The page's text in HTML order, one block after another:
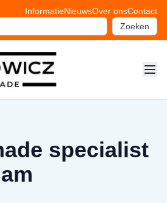
InformatieNieuwsOver onsContact
Zoeken
specialist